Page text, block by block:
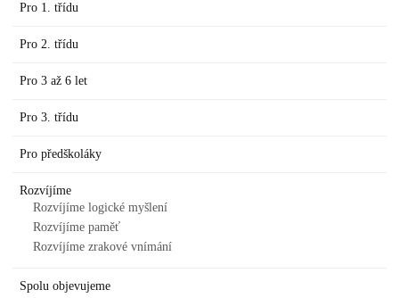
Pro 1. třídu
Pro 2. třídu
Pro 3 až 6 let
Pro 3. třídu
Pro předškoláky
Rozvíjíme
Rozvíjíme logické myšlení
Rozvíjíme paměť
Rozvíjíme zrakové vnímání
Spolu objevujeme